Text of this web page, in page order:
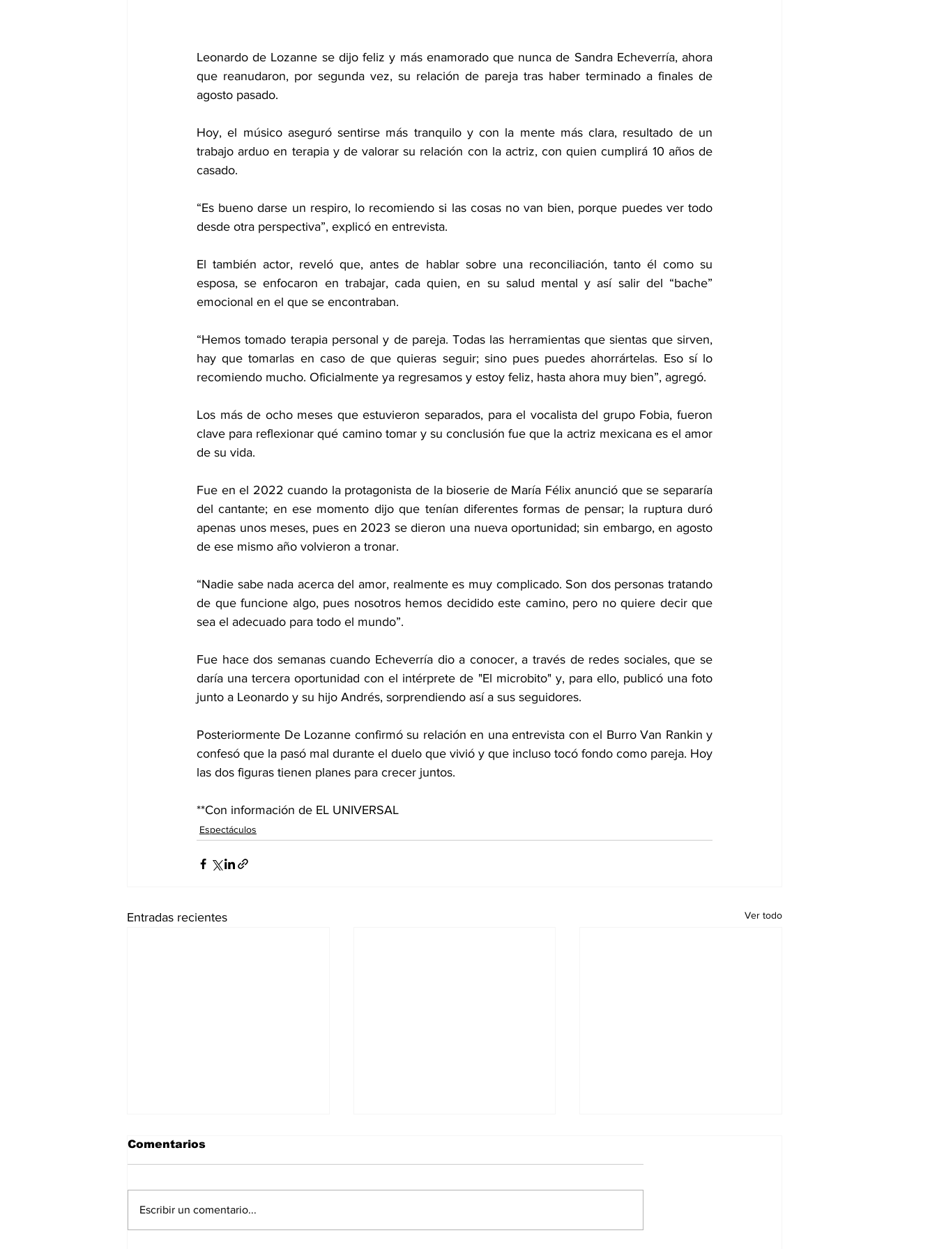
Leonardo de Lozanne se dijo feliz y más enamorado que nunca de Sandra Echeverría, ahora
que reanudaron, por segunda vez, su relación de pareja tras haber terminado a finales de
agosto pasado.
Hoy, el músico aseguró sentirse más tranquilo y con la mente más clara, resultado de un
trabajo arduo en terapia y de valorar su relación con la actriz, con quien cumplirá 10 años de
casado.
“Es bueno darse un respiro, lo recomiendo si las cosas no van bien, porque puedes ver todo
desde otra perspectiva”, explicó en entrevista.
El también actor, reveló que, antes de hablar sobre una reconciliación, tanto él como su
esposa, se enfocaron en trabajar, cada quien, en su salud mental y así salir del “bache”
emocional en el que se encontraban.
“Hemos tomado terapia personal y de pareja. Todas las herramientas que sientas que sirven,
hay que tomarlas en caso de que quieras seguir; sino pues puedes ahorrártelas. Eso sí lo
recomiendo mucho. Oficialmente ya regresamos y estoy feliz, hasta ahora muy bien”, agregó.
Los más de ocho meses que estuvieron separados, para el vocalista del grupo Fobia, fueron
clave para reflexionar qué camino tomar y su conclusión fue que la actriz mexicana es el amor
de su vida.
Fue en el 2022 cuando la protagonista de la bioserie de María Félix anunció que se separaría
del cantante; en ese momento dijo que tenían diferentes formas de pensar; la ruptura duró
apenas unos meses, pues en 2023 se dieron una nueva oportunidad; sin embargo, en agosto
de ese mismo año volvieron a tronar.
“Nadie sabe nada acerca del amor, realmente es muy complicado. Son dos personas tratando
de que funcione algo, pues nosotros hemos decidido este camino, pero no quiere decir que
sea el adecuado para todo el mundo”.
Fue hace dos semanas cuando Echeverría dio a conocer, a través de redes sociales, que se
daría una tercera oportunidad con el intérprete de "El microbito" y, para ello, publicó una foto
junto a Leonardo y su hijo Andrés, sorprendiendo así a sus seguidores.
Posteriormente De Lozanne confirmó su relación en una entrevista con el Burro Van Rankin y
confesó que la pasó mal durante el duelo que vivió y que incluso tocó fondo como pareja. Hoy
las dos figuras tienen planes para crecer juntos.
**Con información de EL UNIVERSAL
Espectáculos
Entradas recientes Ver todo
Comentarios
Escribir un comentario...